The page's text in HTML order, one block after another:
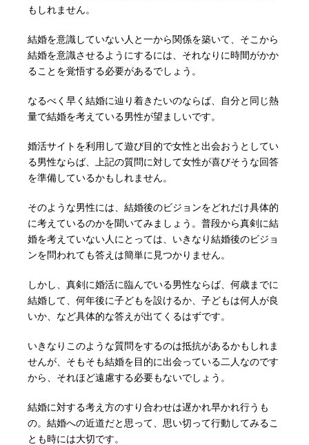
もしれません。
結婚を意識していない人と一から関係を築いて、そこから
結婚を意識させるようにするには、それなりに時間がかか
ることを覚悟する必要があるでしょう。
なるべく早く結婚に辿り着きたいのならば、自分と同じ熱
量で結婚を考えている男性が望ましいです。
婚活サイトを利用して遊び目的で女性と出会おうとしてい
る男性ならば、上記の質問に対して女性が喜びそうな回答
を準備しているかもしれません。
そのような男性には、結婚後のビジョンをどれだけ具体的
に考えているのかを聞いてみましょう。普段から真剣に結
婚を考えていない人にとっては、いきなり結婚後のビジョ
ンを問われても答えは簡単に見つかりません。
しかし、真剣に婚活に臨んでいる男性ならば、何歳までに
結婚して、何年後に子どもを設けるか、子どもは何人が良
いか、など具体的な答えが出てくるはずです。
いきなりこのような質問をするのは抵抗があるかもしれま
せんが、そもそも結婚を目的に出会っている二人なのです
から、それほど遠慮する必要もないでしょう。
結婚に対する考え方のすり合わせは遅かれ早かれ行うも
の。結婚への近道だと思って、思い切って行動してみるこ
とも時には大切です。